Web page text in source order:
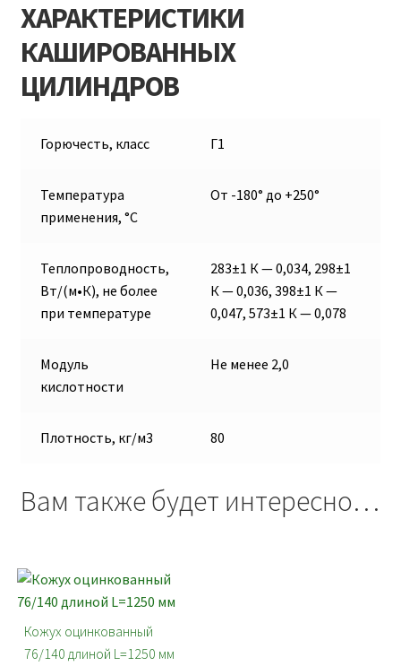
ХАРАКТЕРИСТИКИ
КАШИРОВАННЫХ
ЦИЛИНДРОВ
Горючесть, класс Г1
Температура
применения, °С
От -180° до +250°
Теплопроводность,
Вт/(м•К), не более
при температуре
283±1 К — 0,034, 298±1
К — 0,036, 398±1 К —
0,047, 573±1 К — 0,078
Модуль
кислотности
Не менее 2,0
Плотность, кг/м3 80
Вам также будет интересно…
Кожух оцинкованный
76/140 длиной L=1250 мм